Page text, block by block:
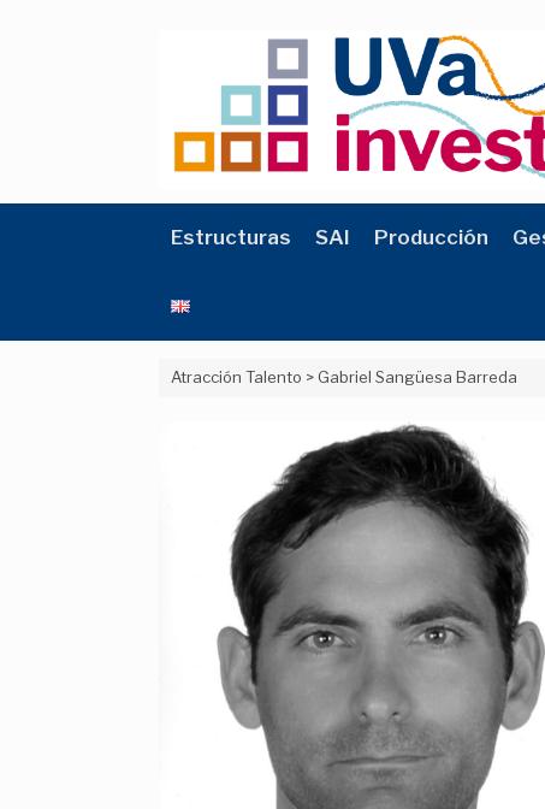
Estructuras SAI Producción
Atracción Talento > Gabriel Sangüesa Barreda